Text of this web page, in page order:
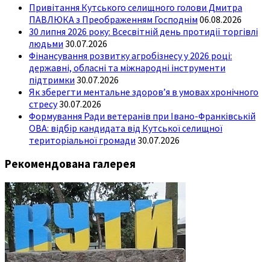
Привітання Кутського селищного голови Дмитра
ПАВЛЮКА з Преображенням Господнім 06.08.2026
30 липня 2026 року: Всесвітній день протидії торгівлі
людьми 30.07.2026
Фінансування розвитку агробізнесу у 2026 році:
державні, обласні та міжнародні інструменти
підтримки 30.07.2026
Як зберегти ментальне здоров’я в умовах хронічного
стресу30.07.2026
Формування Ради ветеранів при Івано-Франківській
ОВА: відбір кандидата від Кутської селищної
територіальної громади 30.07.2026
Рекомендована галерея